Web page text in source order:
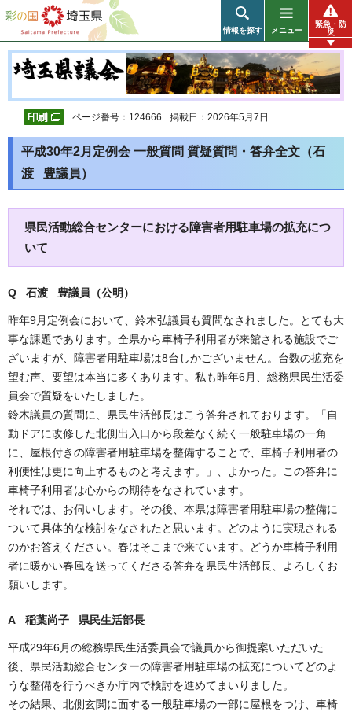
彩の国 埼玉県
情報を探す メニュー
緊急・防
災
ページ番号：124666 掲載日：2026年5月7日
平成30年2月定例会 一般質問 質疑質問・答弁全文（石
渡 豊議員）
県民活動総合センターにおける障害者用駐車場の拡充につ
いて
Q 石渡 豊議員（公明）
昨年9月定例会において、鈴木弘議員も質問なされました。とても大
事な課題であります。全県から車椅子利用者が来館される施設でご
ざいますが、障害者用駐車場は8台しかございません。台数の拡充を
望む声、要望は本当に多くあります。私も昨年6月、総務県民生活委
員会で質疑をいたしました。
鈴木議員の質問に、県民生活部長はこう答弁されております。「自
動ドアに改修した北側出入口から段差なく続く一般駐車場の一角
に、屋根付きの障害者用駐車場を整備することで、車椅子利用者の
利便性は更に向上するものと考えます。」、よかった。この答弁に
車椅子利用者は心からの期待をなされています。
それでは、お伺いします。その後、本県は障害者用駐車場の整備に
ついて具体的な検討をなされたと思います。どのように実現される
のかお答えください。春はそこまで来ています。どうか車椅子利用
者に暖かい春風を送ってくださる答弁を県民生活部長、よろしくお
願いします。
A 稲葉尚子 県民生活部長
平成29年6月の総務県民生活委員会で議員から御提案いただいた
後、県民活動総合センターの障害者用駐車場の拡充についてどのよ
うな整備を行うべきか庁内で検討を進めてまいりました。
その結果、北側玄関に面する一般駐車場の一部に屋根をつけ、車椅